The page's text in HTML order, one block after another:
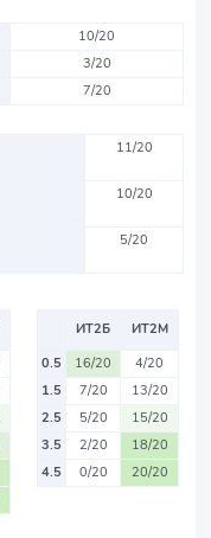
10/20
3/20
7/20
11/20
10/20
5/20
ИТ2Б
ИТ2М
0.5
16/20
4/20
1.5
7/20
13/20
2.5
5/20
15/20
3.5
2/20
18/20
4.5
0/20 20/20